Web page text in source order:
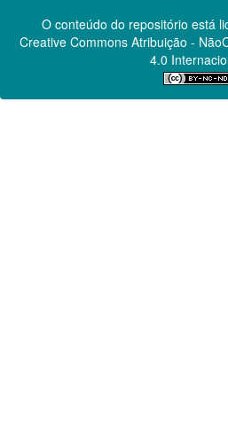
O conteúdo do repositório está
Creative CommonsAtribuição -
4.0